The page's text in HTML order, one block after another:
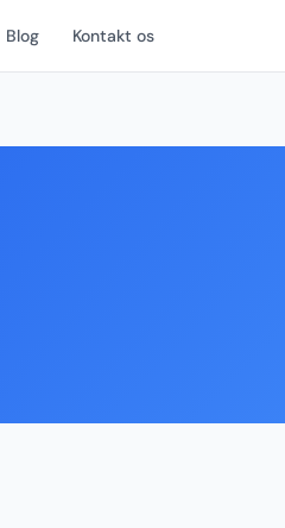
Blog Kontakt os